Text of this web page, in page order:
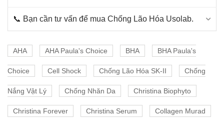
📞 Bạn cần tư vấn để mua Chống Lão Hóa Usolab.
AHA AHA Paula's Choice BHA BHA Paula's
Choice Cell Shock Chống Lão Hóa SK-II Chống
Nắng Vật Lý Chống Nhăn Da Christina Biophyto
Christina Forever Christina Serum Collagen Murad